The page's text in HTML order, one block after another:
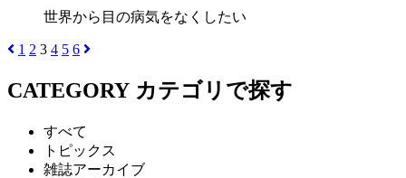
世界から目の病気をなくしたい
1 2 3 4 5 6
CATEGORY カテゴリで探す
すべて
トピックス
雑誌アーカイブ